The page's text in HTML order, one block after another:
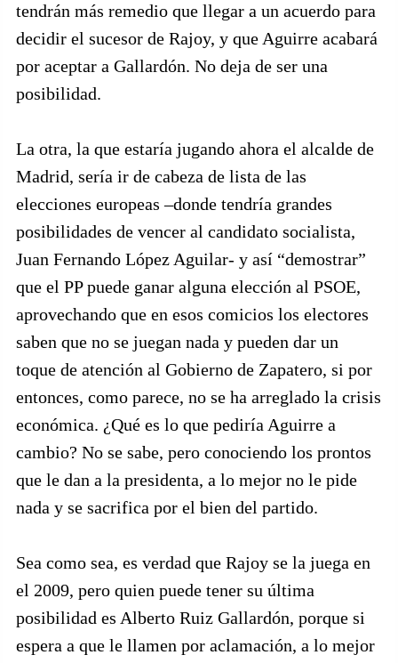
tendrán más remedio que llegar a un acuerdo para
decidir el sucesor de Rajoy, y que Aguirre acabará
por aceptar a Gallardón. No deja de ser una
posibilidad.
La otra, la que estaría jugando ahora el alcalde de
Madrid, sería ir de cabeza de lista de las
elecciones europeas –donde tendría grandes
posibilidades de vencer al candidato socialista,
Juan Fernando López Aguilar- y así “demostrar”
que el PP puede ganar alguna elección al PSOE,
aprovechando que en esos comicios los electores
saben que no se juegan nada y pueden dar un
toque de atención al Gobierno de Zapatero, si por
entonces, como parece, no se ha arreglado la crisis
económica. ¿Qué es lo que pediría Aguirre a
cambio? No se sabe, pero conociendo los prontos
que le dan a la presidenta, a lo mejor no le pide
nada y se sacrifica por el bien del partido.
Sea como sea, es verdad que Rajoy se la juega en
el 2009, pero quien puede tener su última
posibilidad es Alberto Ruiz Gallardón, porque si
espera a que le llamen por aclamación, a lo mejor